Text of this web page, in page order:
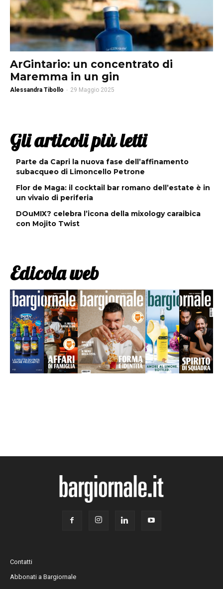
ArGintario: un concentrato di
Maremma in un gin
Alessandra Tibollo - 29 Maggio 2025
Gli articoli più letti
Parte da Capri la nuova fase dell’affinamento
subacqueo di Limoncello Petrone
Flor de Maga: il cocktail bar romano dell’estate è in
un vivaio di periferia
DOuMIX? celebra l’icona della mixology caraibica
con Mojito Twist
Edicola web
Contatti
Abbonati a Bargiornale